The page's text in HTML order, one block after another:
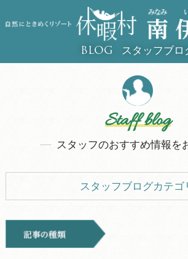
BLOG スタッフブロ
Staff blog
スタッフのおすすめ情報を
スタッフブログカテゴ
お知らせ